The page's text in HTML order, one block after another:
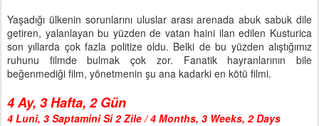
Yaşadığı ülkenin sorunlarını uluslar arası arenada abuk sabuk dile
getiren, yalanlayan bu yüzden de vatan haini ilan edilen Kusturica
son yıllarda çok fazla politize oldu. Belki de bu yüzden alıştığımız
ruhunu filmde bulmak çok zor. Fanatik hayranlarının bile
beğenmediği film, yönetmenin şu ana kadarki en kötü filmi.
4 Ay, 3 Hafta, 2 Gün
4 Luni, 3 Saptamini Si 2 Zile / 4 Months, 3 Weeks, 2 Days